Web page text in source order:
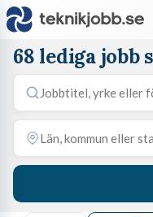
68 lediga jobb